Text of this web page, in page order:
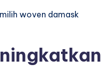
woven damask